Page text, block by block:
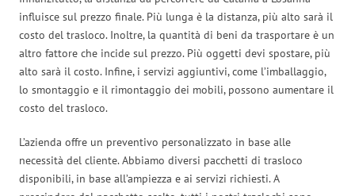
influisce sul prezzo finale. Più lunga è la distanza, più alto sarà il
costo del trasloco. Inoltre, la quantità di beni da trasportare è un
altro fattore che incide sul prezzo. Più oggetti devi spostare, più
alto sarà il costo. Infine, i servizi aggiuntivi, come l’imballaggio,
lo smontaggio e il rimontaggio dei mobili, possono aumentare il
costo del trasloco.
L’azienda offre un preventivo personalizzato in base alle
necessità del cliente. Abbiamo diversi pacchetti di trasloco
disponibili, in base all’ampiezza e ai servizi richiesti. A